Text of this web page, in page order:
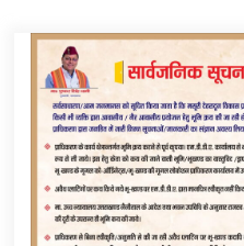
Thought Of The
September 6,
Thought Of The
May 16, 2022